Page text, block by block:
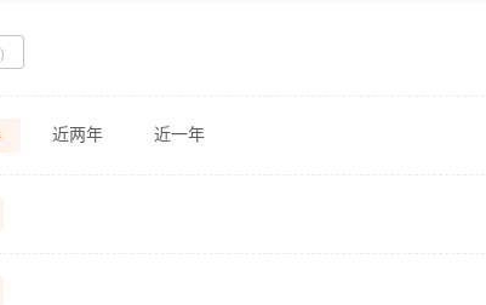
近两年 近一年